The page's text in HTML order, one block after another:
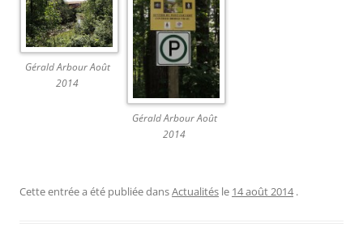
Gérald Arbour Août
2014
Gérald Arbour Août
2014
Cette entrée a été publiée dansActualités le 14 août 2014 .